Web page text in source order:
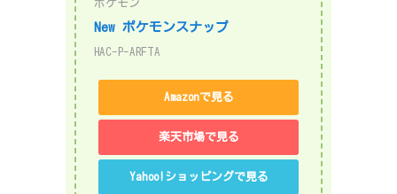
ポケモン
New ポケモンスナップ
HAC-P-ARFTA
Amazonで見る
楽天市場で見る
Yahoo!ショッピングで見る